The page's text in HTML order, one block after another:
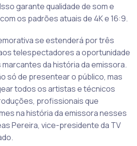
garante qualidade de som e
os padrões atuais de 4K e 16:9.
se estenderá por três
telespectadores a oportunidade
da história da emissora.
só de presentear o público, mas
todos os artistas e técnicos
profissionais que
na história da emissora nesses
Pereira, vice-presidente da TV